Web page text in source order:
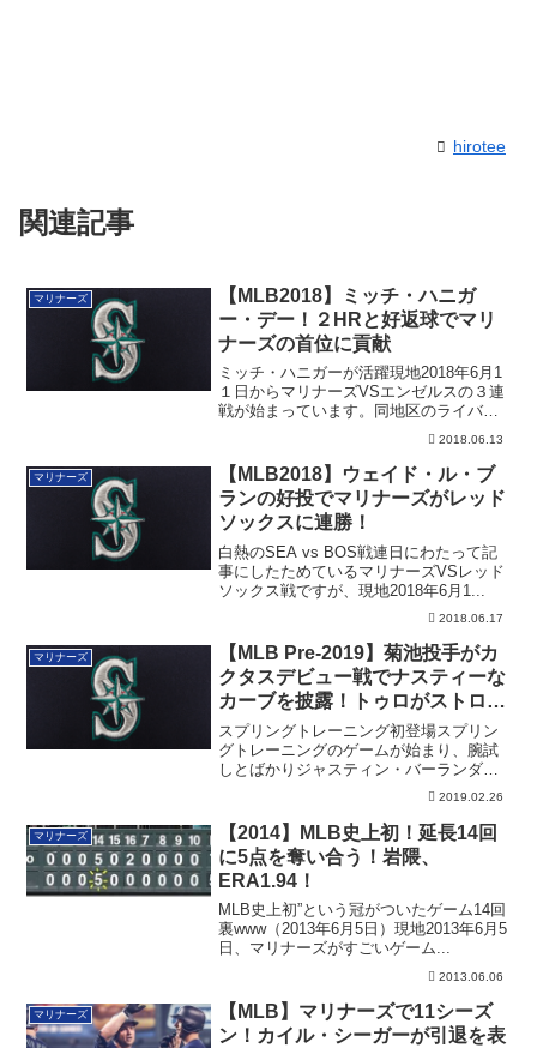
hirotee
関連記事
マリナーズ
【MLB2018】ミッチ・ハニガ
ー・デー！２HRと好返球でマリ
ナーズの首位に貢献
ミッチ・ハニガーが活躍現地2018年6月1
１日からマリナーズVSエンゼルスの３連
戦が始まっています。同地区のライバル
2018.06.13
マリナーズ
【MLB2018】ウェイド・ル・ブ
ランの好投でマリナーズがレッド
ソックスに連勝！
白熱のSEA vs BOS戦連日にわたって記
事にしたためているマリナーズVSレッド
ソックス戦ですが、現地2018年6月1...
2018.06.17
マリナーズ
【MLB Pre-2019】菊池投手がカ
クタスデビュー戦でナスティーな
カーブを披露！トゥロがストロー
マンからHR
スプリングトレーニング初登場スプリン
グトレーニングのゲームが始まり、腕試
しとばかりジャスティン・バーランダー
2019.02.26
マリナーズ
【2014】MLB史上初！延長14回
に5点を奪い合う！岩隈、
ERA1.94！
MLB史上初”という冠がついたゲーム14回
裏www（2013年6月5日）現地2013年6月5
日、マリナーズがすごいゲーム...
2013.06.06
マリナーズ
【MLB】マリナーズで11シーズ
ン！カイル・シーガーが引退を表